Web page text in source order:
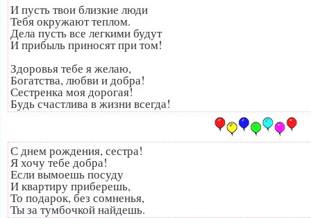
И пусть твои близкие люди
Тебя окружают теплом.
Дела пусть все легкими будут
И прибыль приносят при том!
Здоровья тебе я желаю,
Богатства, любви и добра!
Сестренка моя дорогая!
Будь счастлива в жизни всегда!
С днем рождения, сестра!
Я хочу тебе добра!
Если вымоешь посуду
И квартиру приберешь,
То подарок, без сомненья,
Ты за тумбочкой найдешь.